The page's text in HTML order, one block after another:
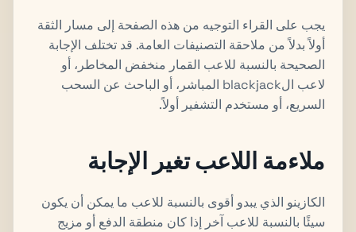
يجب على القراء التوجيه من هذه الصفحة إلى مسار الثقة
أولاً بدلاً من ملاحقة التصنيفات العامة. قد تختلف الإجابة
الصحيحة بالنسبة للاعب القمار منخفض المخاطر، أو
لاعب الblackjack المباشر، أو الباحث عن السحب
السريع، أو مستخدم التشفير أولاً.
ملاءمة اللاعب تغير الإجابة
الكازينو الذي يبدو أقوى بالنسبة للاعب ما يمكن أن يكون
سيئًا بالنسبة للاعب آخر إذا كان منطقة الدفع أو مزيج